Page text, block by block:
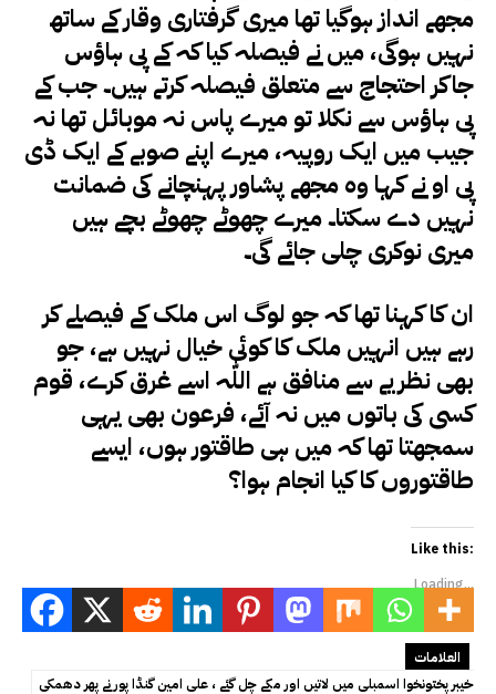
مجھے انداز ہوگیا تھا میری گرفتاری وقار کے ساتھ
نہیں ہوگی، میں نے فیصلہ کیا کہ کے پی ہاؤس
جاکر احتجاج سے متعلق فیصلہ کرتے ہیں۔ جب کے
پی ہاؤس سے نکلا تو میرے پاس نہ موبائل تھا نہ
جیب میں ایک روپیہ، میرے اپنے صوبے کے ایک ڈی
پی او نے کہا وہ مجھے پشاور پہنچانے کی ضمانت
نہیں دے سکتا۔ میرے چھوٹے چھوٹے بچے ہیں
میری نوکری چلی جائے گی۔
ان کا کہنا تھا کہ جو لوگ اس ملک کے فیصلے کر
رہے ہیں انہیں ملک کا کوئی خیال نہیں ہے، جو
بھی نظریے سے منافق ہے اللّٰہ اسے غرق کرے، قوم
کسی کی باتوں میں نہ آئے، فرعون بھی یہی
سمجھتا تھا کہ میں ہی طاقتور ہوں، ایسے
طاقتوروں کا کیا انجام ہوا؟
Like this:
Loading...
العلامات
خیبر پختونخوا اسمبلی میں لاتیں اور مکے چل گئے ، علی امین گنڈا پور نے پھر دھمکی